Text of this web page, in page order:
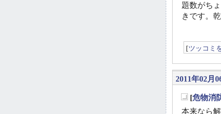
題数がち
きです。
[ツッコミ
2011年02月
[危物消
本来なら